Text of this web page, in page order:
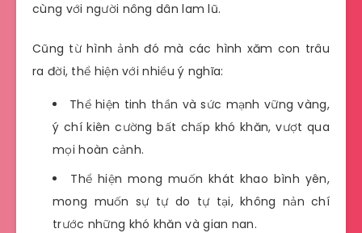
cùng với người nông dân lam lũ.
Cũng từ hình ảnh đó mà các hình xăm con trâu
ra đời, thể hiện với nhiều ý nghĩa:
Thể hiện tinh thần và sức mạnh vững vàng,
ý chí kiên cường bất chấp khó khăn, vượt qua
mọi hoàn cảnh.
Thể hiện mong muốn khát khao bình yên,
mong muốn sự tự do tự tại, không nản chí
trước những khó khăn và gian nan.